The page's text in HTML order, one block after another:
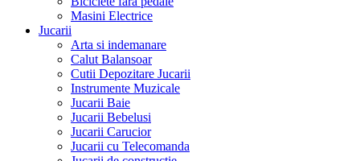
Masini Electrice
Jucarii
Arta si indemanare
Calut Balansoar
Cutii Depozitare Jucarii
Instrumente Muzicale
Jucarii Baie
Jucarii Bebelusi
Jucarii Carucior
Jucarii cu Telecomanda